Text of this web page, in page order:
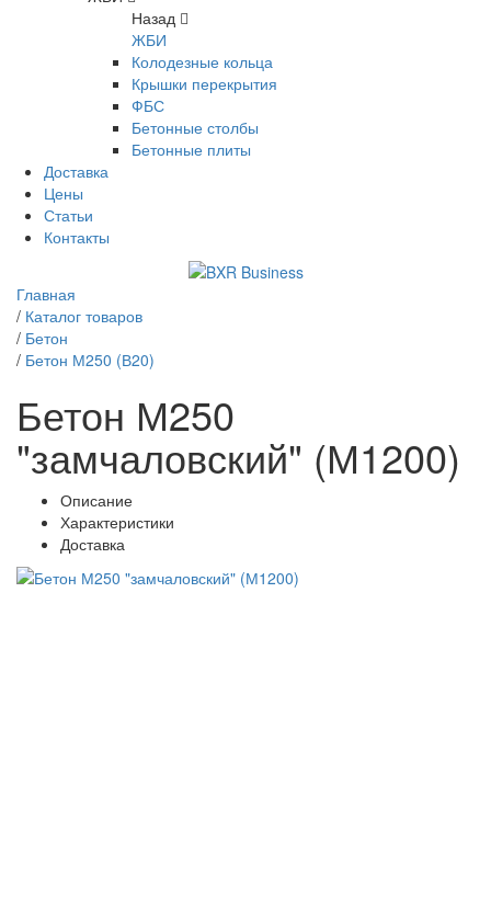
Назад
ЖБИ
Колодезные кольца
Крышки перекрытия
ФБС
Бетонные столбы
Бетонные плиты
Доставка
Цены
Статьи
Контакты
Главная
/ Каталог товаров
/ Бетон
/ Бетон М250 (В20)
Бетон М250
"замчаловский" (М1200)
Описание
Характеристики
Доставка